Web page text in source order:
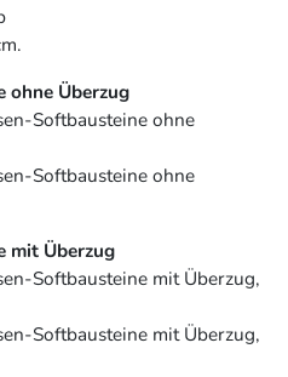
ohne Überzug
Softbausteine ohne
Softbausteine ohne
mit Überzug
Softbausteine mit Überzug,
Softbausteine mit Überzug,